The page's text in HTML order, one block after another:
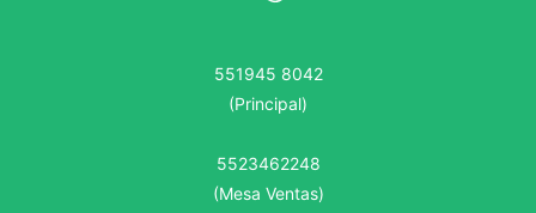
551945 8042
(Principal)
5523462248
(Mesa Ventas)